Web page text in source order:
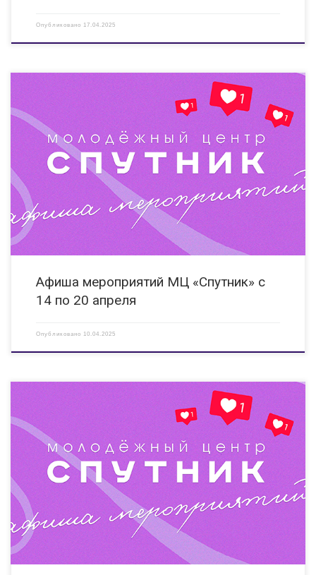
Опубликовано 17.04.2025
14.04.2025 15:00 Мастер-класс «Прикосновение музыки» Мероприятие
направлено на развитие творческого потенциала детей и молодежи, в
том числе с ОВЗ. КИ «Вера» ул.Гайдара, д. 14 Б https://vk.com/clubveradzr
14.04.2025 10:00 Выставка работ декоративно-прикладного творчества
«Пасха светлая пришла» Мероприятие направлено на […]
Афиша мероприятий МЦ «Спутник» с
14 по 20 апреля
Опубликовано 10.04.2025
07.04.2025 12:00 Киноклуб «Смотрят все!» Показ фильма,
адаптированного для людей с ОВЗ (слабослышащих, слабовидящих). КИ
«Вера» ул.Гайдара, д. 14 Б https://vk.com/clubveradzr 07-25.04.2025 Серия
мероприятий, посвященных донорству крови Мероприятие направлено
на пропаганду и поддержку донорского движения в молодежной среде.
[…]